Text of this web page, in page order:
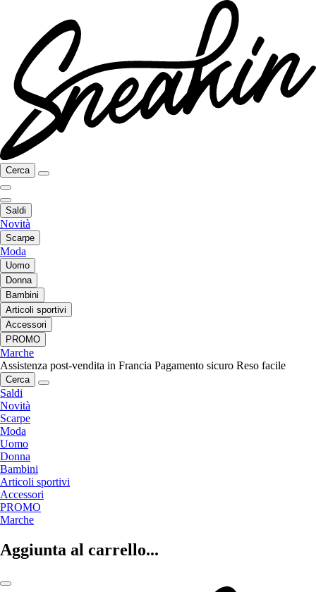
Cerca
Saldi
Novità
Scarpe
Moda
Uomo
Donna
Bambini
Articoli sportivi
Accessori
PROMO
Marche
Assistenza post-vendita in Francia Pagamento sicuro Reso facile
Cerca
Saldi
Novità
Scarpe
Moda
Uomo
Donna
Bambini
Articoli sportivi
Accessori
PROMO
Marche
Aggiunta al carrello...